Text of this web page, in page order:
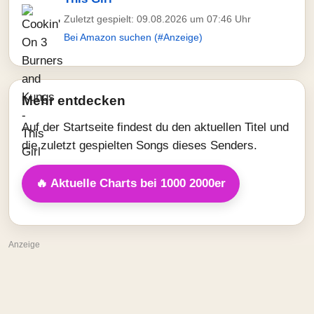
Zuletzt gespielt: 09.08.2026 um 07:46 Uhr
Bei Amazon suchen (#Anzeige)
Mehr entdecken
Auf der Startseite findest du den aktuellen Titel und
die zuletzt gespielten Songs dieses Senders.
🔥 Aktuelle Charts bei 1000 2000er
Anzeige